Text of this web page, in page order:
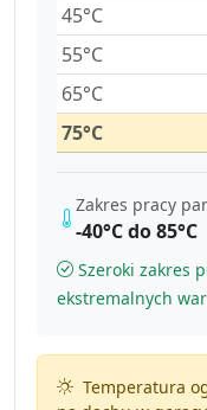
45°C
55°C
65°C
75°C
Zakres pracy
-40°C do 85°C
Szeroki zakres
ekstremalnych
Temperatura